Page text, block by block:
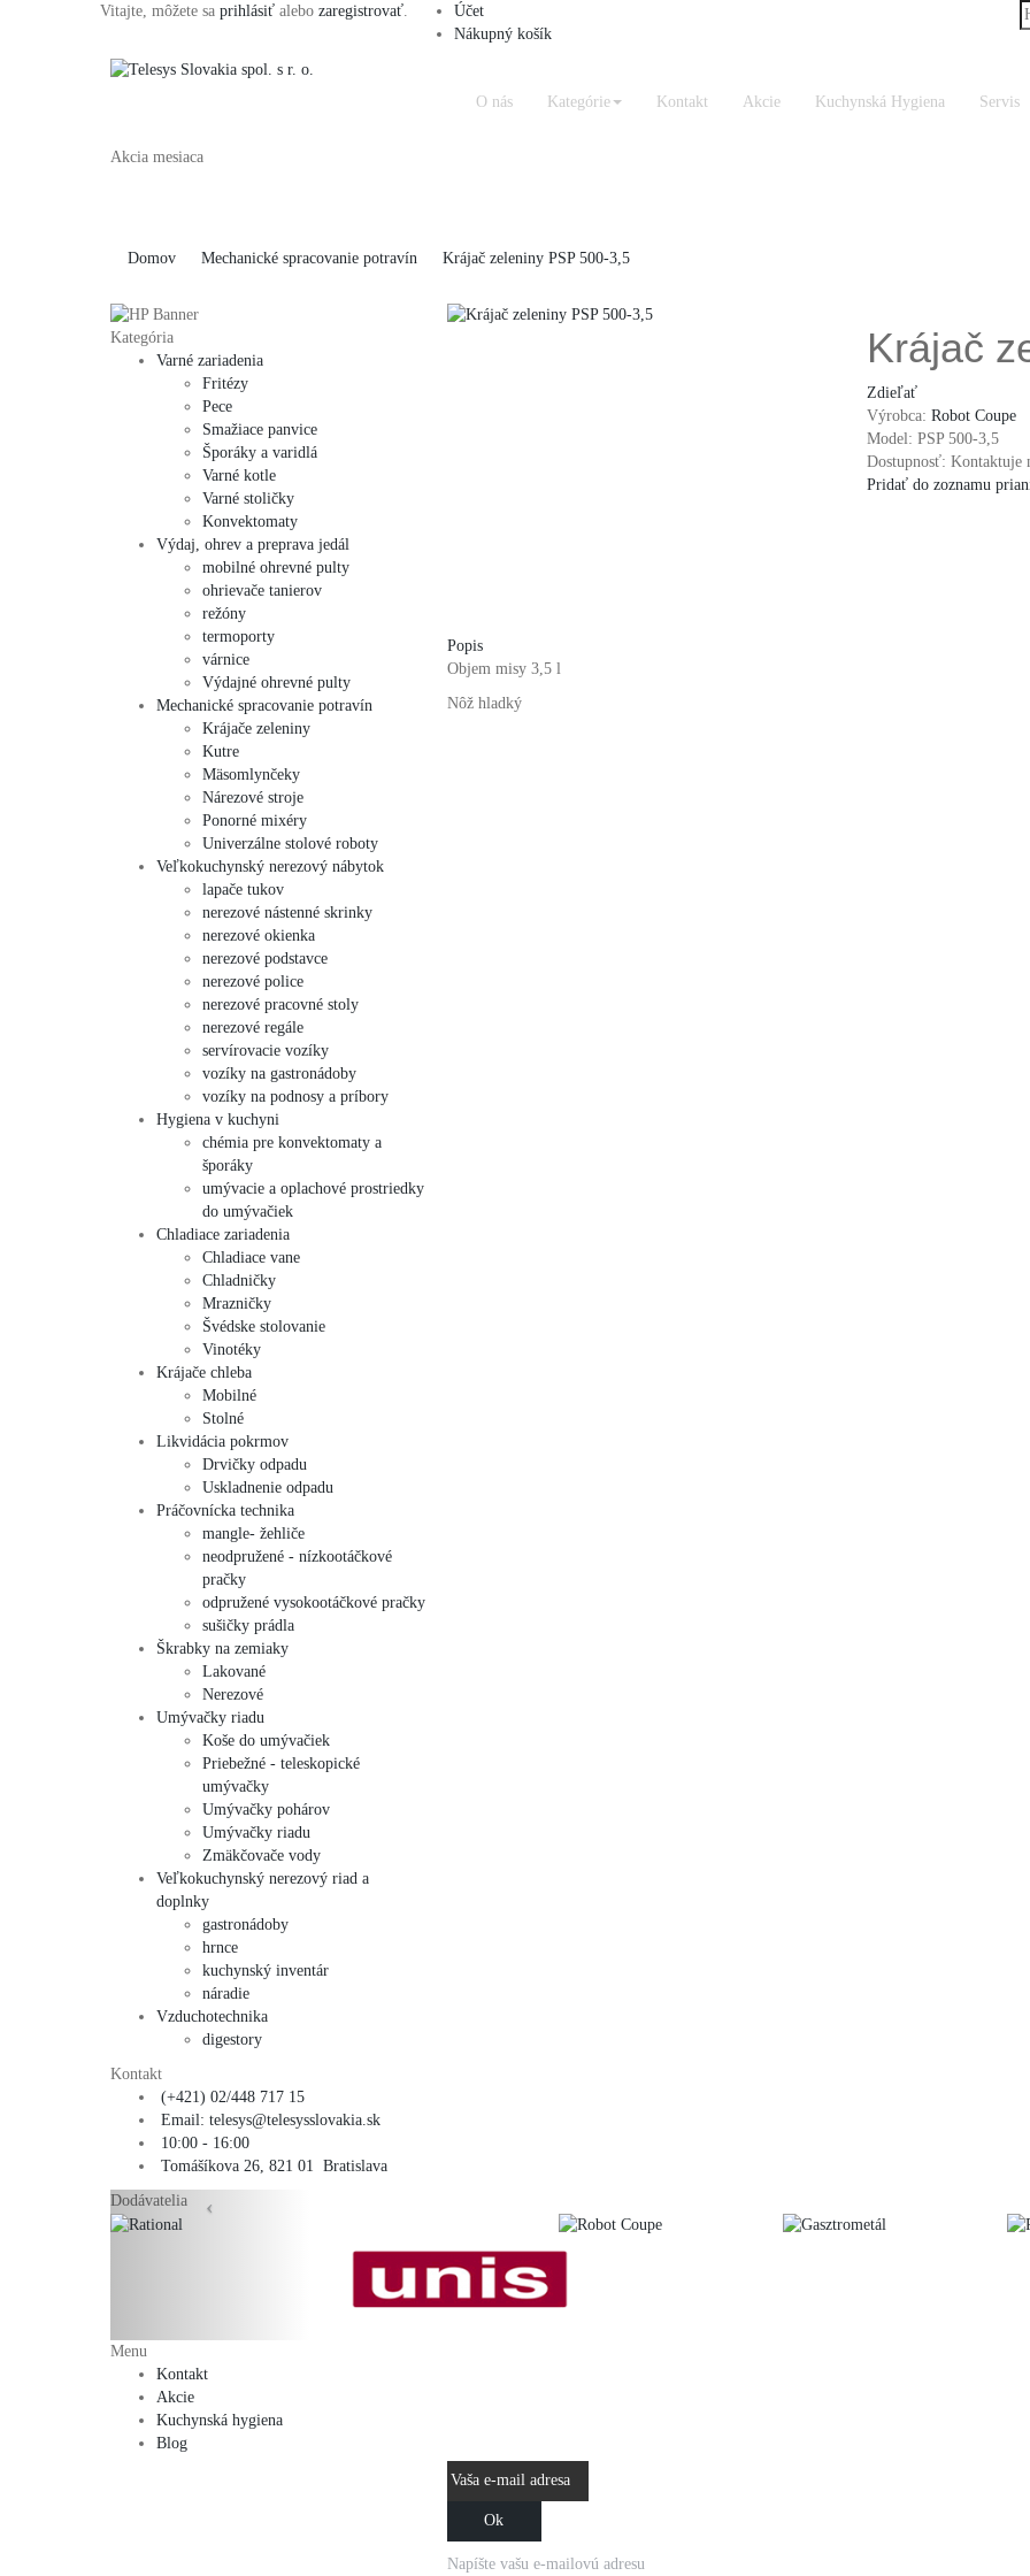
Vitajte, môžete sa prihlásiť alebo zaregistrovať.
Účet
Nákupný košík
O nás Kategórie Kontakt Akcie Kuchynská Hygiena Servis
Akcia mesiaca
Domov Mechanické spracovanie potravín Krájač zeleniny PSP 500-3,5
Kategória
Varné zariadenia
Fritézy
Pece
Smažiace panvice
Šporáky a varidlá
Varné kotle
Varné stoličky
Konvektomaty
Výdaj, ohrev a preprava jedál
mobilné ohrevné pulty
ohrievače tanierov
režóny
termoporty
várnice
Výdajné ohrevné pulty
Mechanické spracovanie potravín
Krájače zeleniny
Kutre
Mäsomlynčeky
Nárezové stroje
Ponorné mixéry
Univerzálne stolové roboty
Veľkokuchynský nerezový nábytok
lapače tukov
nerezové nástenné skrinky
nerezové okienka
nerezové podstavce
nerezové police
nerezové pracovné stoly
nerezové regále
servírovacie vozíky
vozíky na gastronádoby
vozíky na podnosy a príbory
Hygiena v kuchyni
chémia pre konvektomaty a
šporáky
umývacie a oplachové prostriedky
do umývačiek
Chladiace zariadenia
Chladiace vane
Chladničky
Mrazničky
Švédske stolovanie
Vinotéky
Krájače chleba
Mobilné
Stolné
Likvidácia pokrmov
Drvičky odpadu
Uskladnenie odpadu
Práčovnícka technika
mangle- žehliče
neodpružené - nízkootáčkové
pračky
odpružené vysokootáčkové pračky
sušičky prádla
Škrabky na zemiaky
Lakované
Nerezové
Umývačky riadu
Koše do umývačiek
Priebežné - teleskopické
umývačky
Umývačky pohárov
Umývačky riadu
Zmäkčovače vody
Veľkokuchynský nerezový riad a
doplnky
gastronádoby
hrnce
kuchynský inventár
náradie
Vzduchotechnika
digestory
Krájač
Zdieľať
Výrobca: Robot Coupe
Model: PSP 500-3,5
Dostupnosť: Kontaktuje
Pridať do zoznamu
Popis
Objem misy 3,5 l
Nôž hladký
Kontakt
(+421) 02/448 717 15
Email: telesys@telesysslovakia.sk
10:00 - 16:00
Tomášíkova 26, 821 01 Bratislava
Dodávatelia
‹
Menu
Kontakt
Akcie
Kuchynská hygiena
Blog
Napíšte vašu e-mailovú adresu